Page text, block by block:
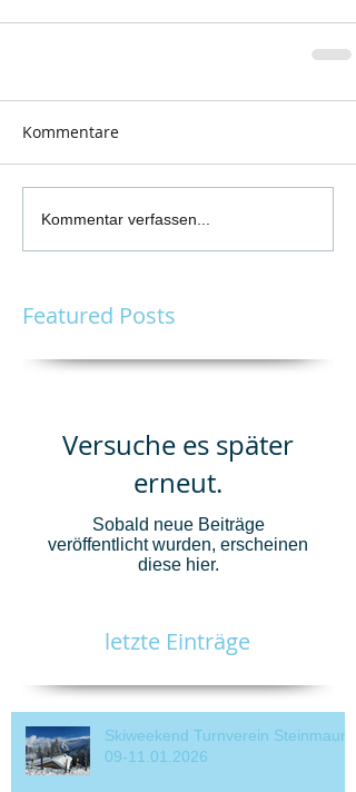
Kommentare
Kommentar verfassen...
Featured Posts
Versuche es später
erneut.
Sobald neue Beiträge
veröffentlicht wurden, erscheinen
diese hier.
letzte Einträge
Skiweekend Turnverein Steinmaur
09-11.01.2026